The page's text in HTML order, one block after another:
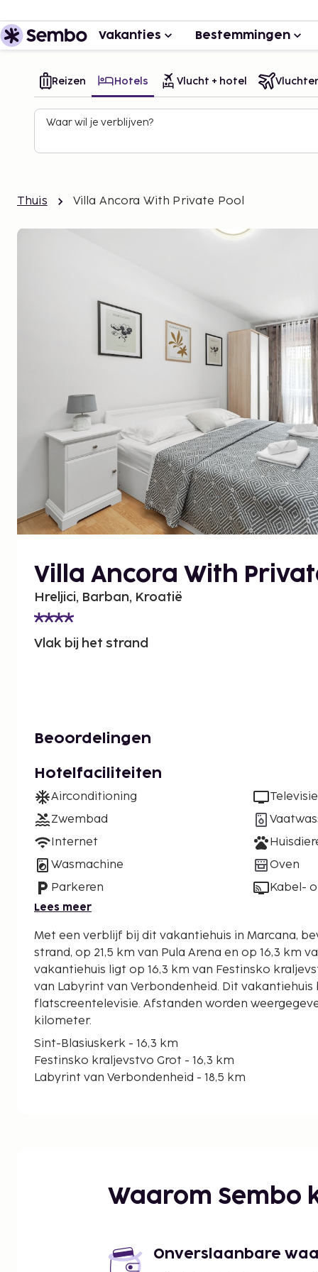
Vakanties Bestemmingen
Reizen Hotels Vlucht + hotel
Waar wil je verblijven?
Thuis Villa Ancora With Private Pool
Villa Ancora With
Hreljici, Barban, Kroatië
Vlak bij het strand
Beoordelingen
Hotelfaciliteiten
Airconditioning
Zwembad
Internet
Wasmachine
Parkeren
Televisie
Oven
Kabel-
Lees meer
Met een verblijf bij dit vakantiehuis in Marcana,
strand, op 21,5 km van Pula Arena en op 16,3 km
vakantiehuis ligt op 16,3 km van Festinsko
van Labyrint van Verbondenheid. Dit
flatscreentelevisie. Afstanden worden
kilometer.
Sint-Blasiuskerk - 16,3 km
Festinsko kraljevstvo Grot - 16,3 km
Labyrint van Verbondenheid - 18,5 km
Cisterne - 19,6 km
Nesactium - 21,1 km
Pula Arena - 21,5 km
Waarom Sembo
Onverslaanbare